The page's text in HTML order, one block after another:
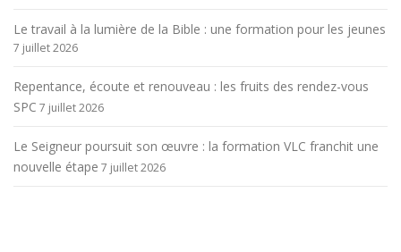
Le travail à la lumière de la Bible : une formation pour les jeunes
7 juillet 2026
Repentance, écoute et renouveau : les fruits des rendez-vous
SPC 7 juillet 2026
Le Seigneur poursuit son œuvre : la formation VLC franchit une
nouvelle étape 7 juillet 2026